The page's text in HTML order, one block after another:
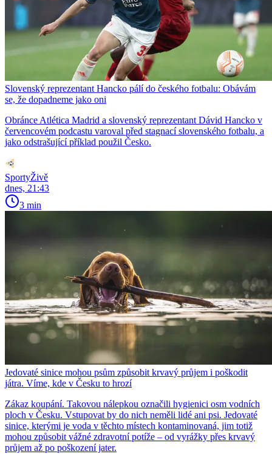
Slovenský reprezentant Hancko pálí do českého fotbalu: Obávám
se, že dopadneme jako oni
Obránce Atlética Madrid a slovenský reprezentant Dávid Hancko v
červencovém podcastu varoval před stagnací slovenského fotbalu, a
jako odstrašující příklad použil Česko.
SportyŽivě
dnes, 21:43
3 min
Jedovaté sinice mohou psům způsobit krvavý průjem i poškodit
játra. Víme, kde v Česku to hrozí
Zákaz koupání. Takovou nálepkou označili hygienici osm vodních
ploch v Česku. Vstupovat by do nich neměli lidé ani psi. Jedovaté
sinice, kterými je voda v těchto místech kontaminovaná, jim totiž
mohou způsobit vážné zdravotní potíže – od vyrážky přes krvavý
průjem až po poškození jater.